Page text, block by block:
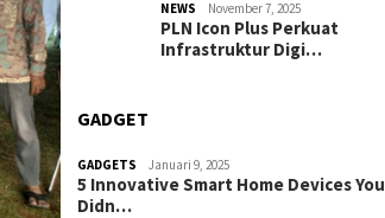
NEWS November 7, 2025
PLN Icon Plus Perkuat
Infrastruktur Digi…
GADGET
GADGETS Januari 9, 2025
5 Innovative Smart Home Devices You
Didn…